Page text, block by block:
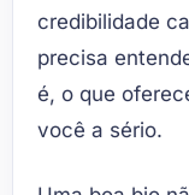
credibilidade
precisa
é, o que
você a sério.